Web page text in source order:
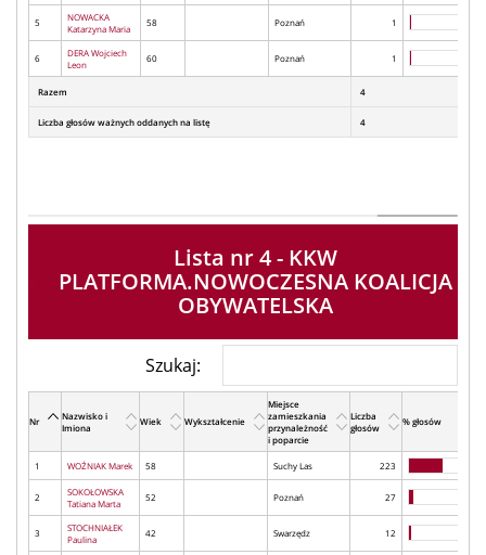
5
NOWACKA
Katarzyna Maria
58 Poznań 1
6
DERA Wojciech
Leon
60 Poznań 1
Razem 4
Liczba głosów ważnych oddanych na listę 4
Lista nr 4 - KKW
PLATFORMA.NOWOCZESNA KOALICJA
OBYWATELSKA
Szukaj:
Nr
Nazwisko i
Imiona
Wiek Wykształcenie
Miejsce
zamieszkania
przynależność
i poparcie
Liczba
głosów
% głosów
1 WOŹNIAK Marek 58 Suchy Las 223
2
SOKOŁOWSKA
Tatiana Marta
52 Poznań 27
3
STOCHNIAŁEK
Paulina
42 Swarzędz 12